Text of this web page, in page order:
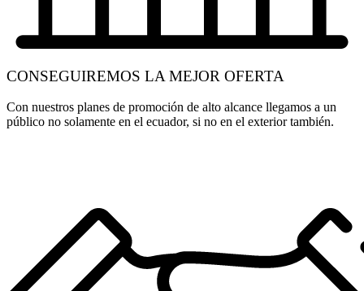
CONSEGUIREMOS LA MEJOR OFERTA
Con nuestros planes de promoción de alto alcance llegamos a un
público no solamente en el ecuador, si no en el exterior también.